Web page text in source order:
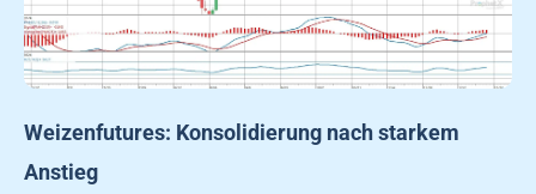
Weizenfutures: Konsolidierung nach starkem
Anstieg